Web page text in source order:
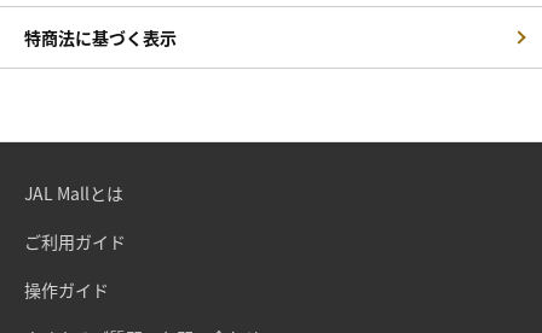
特商法に基づく表示
JAL Mallとは
ご利用ガイド
操作ガイド